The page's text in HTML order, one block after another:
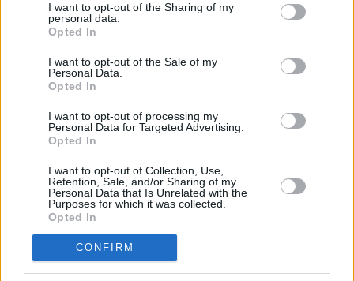
I want to opt-out of the Sharing of my
personal data.
Opted In
I want to opt-out of the Sale of my
Personal Data.
Opted In
I want to opt-out of processing my
Personal Data for Targeted Advertising.
Opted In
I want to opt-out of Collection, Use,
Retention, Sale, and/or Sharing of my
Personal Data that Is Unrelated with the
Purposes for which it was collected.
Opted In
CONFIRM
wieku 69 lat po długiej walce z chorobą
nowotworową. Stacja TVN24, z którą dziennikarz
był związany od wielu lat, poinformowała o
szczegółach ceremonii pogrzebowej. Jej część
otwarta ma odbyć się na warszawskich Powązkach
Wojskowych, jednak prywatny pochówek będzie
miał miejsce na innym cmentarzu.
Czytaj całość